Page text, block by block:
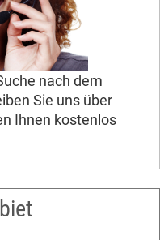
nach dem
Sie uns über
Ihnen kostenlos